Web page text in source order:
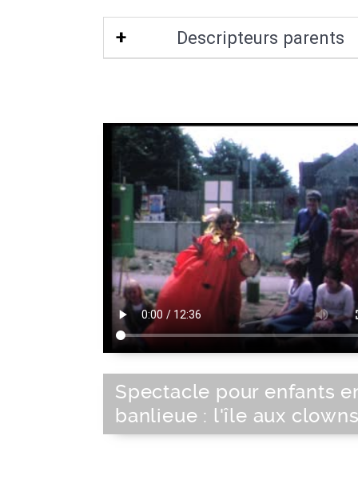
Descripteurs parents
Spectacle pour enfants
banlieue : l'île aux